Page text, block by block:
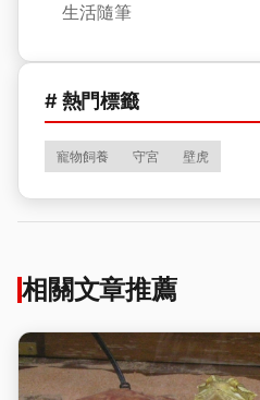
生活隨筆
# 熱門標籤
寵物飼養 守宮 壁虎
相關文章推薦